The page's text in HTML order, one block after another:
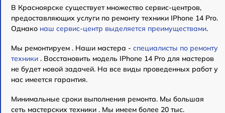
В Красноярске существует множество сервис-центров,
предоставляющих услуги по ремонту техники IPhone 14 Pro.
Однако наш сервис-центр выделяется преимуществами.
Мы ремонтируем . Наши мастера - специалисты по ремонту
техники . Восстановить модель IPhone 14 Pro для мастеров
не будет новой задачей. На все виды проведенных работ у
нас имеется гарантия.
Минимальные сроки выполнения ремонта. Мы большая
сеть мастерских техники . Мы имеем более 20 тыс.